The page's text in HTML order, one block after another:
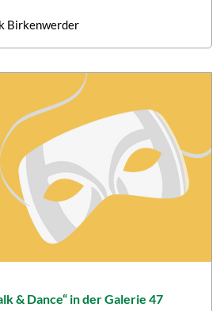
Birkenwerder
& Dance“ in der Galerie 47